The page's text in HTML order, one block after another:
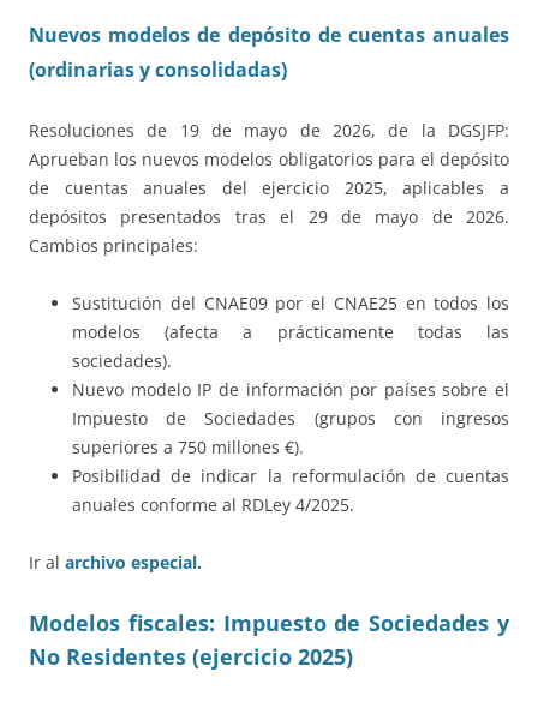
Nuevos modelos de depósito de cuentas anuales
(ordinarias y consolidadas)
Resoluciones de 19 de mayo de 2026, de la DGSJFP:
Aprueban los nuevos modelos obligatorios para el depósito
de cuentas anuales del ejercicio 2025, aplicables a
depósitos presentados tras el 29 de mayo de 2026.
Cambios principales:
Sustitución del CNAE09 por el CNAE25 en todos los
modelos (afecta a prácticamente todas las
sociedades).
Nuevo modelo IP de información por países sobre el
Impuesto de Sociedades (grupos con ingresos
superiores a 750 millones €).
Posibilidad de indicar la reformulación de cuentas
anuales conforme al RDLey 4/2025.
Ir al archivo especial.
Modelos fiscales: Impuesto de Sociedades y
No Residentes (ejercicio 2025)